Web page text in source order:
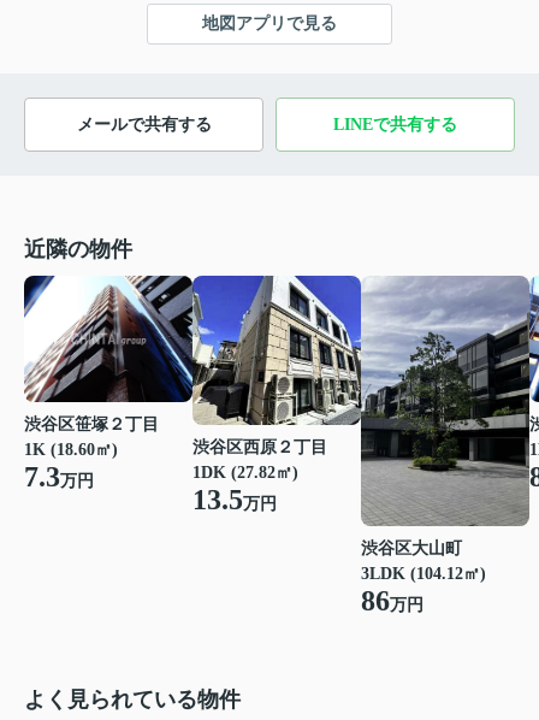
地図アプリで見る
メールで共有する LINEで共有する
近隣の物件
渋谷区笹塚２丁目
1K (18.60㎡)
7.3万円
渋谷区西原２丁目
1DK (27.82㎡)
13.5万円
渋谷区大山町
3LDK (104.12㎡)
86万円
よく見られている物件